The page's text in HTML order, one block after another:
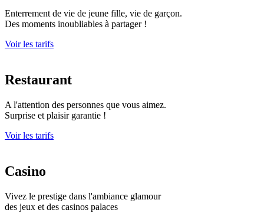
Enterrement de vie de jeune fille, vie de garçon.
Des moments inoubliables à partager !
Voir les tarifs
Restaurant
A l'attention des personnes que vous aimez.
Surprise et plaisir garantie !
Voir les tarifs
Casino
Vivez le prestige dans l'ambiance glamour
des jeux et des casinos palaces